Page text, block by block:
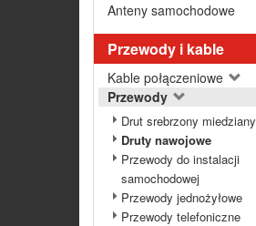
Anteny samochodowe
Przewody i kable
Kable połączeniowe
Przewody
Drut srebrzony miedziany
Druty nawojowe
Przewody do instalacji
samochodowej
Przewody jednożyłowe
Przewody telefoniczne